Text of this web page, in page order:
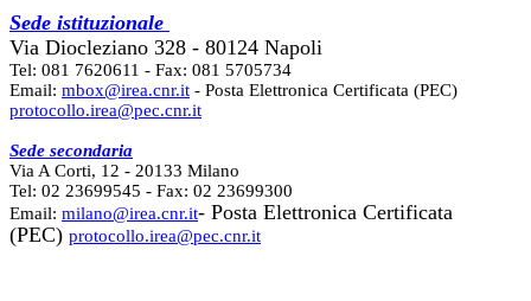
Sede istituzionale
Via Diocleziano 328 - 80124 Napoli
Tel: 081 7620611 - Fax: 081 5705734
Email: mbox@irea.cnr.it - Posta Elettronica Certificata (PEC)
protocollo.irea@pec.cnr.it
Sede secondaria
Via A Corti, 12 - 20133 Milano
Tel: 02 23699545 - Fax: 02 23699300
Email: milano@irea.cnr.it- Posta Elettronica Certificata
(PEC) protocollo.irea@pec.cnr.it